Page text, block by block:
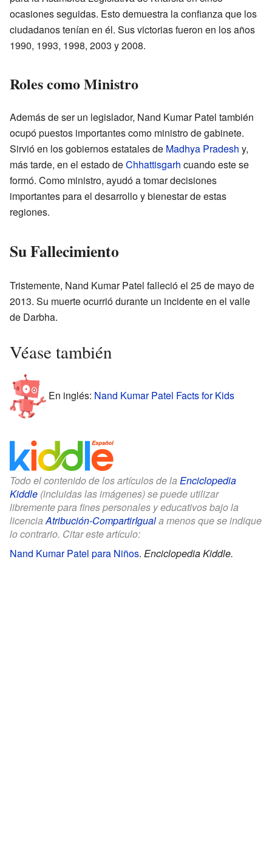
ocasiones seguidas. Esto demuestra la confianza que los
ciudadanos tenían en él. Sus victorias fueron en los años
1990, 1993, 1998, 2003 y 2008.
Roles como Ministro
Además de ser un legislador, Nand Kumar Patel también
ocupó puestos importantes como ministro de gabinete.
Sirvió en los gobiernos estatales de Madhya Pradesh y,
más tarde, en el estado deChhattisgarh cuando este se
formó. Como ministro, ayudó a tomar decisiones
importantes para el desarrollo y bienestar de estas
regiones.
Su Fallecimiento
Tristemente, Nand Kumar Patel falleció el 25 de mayo de
2013. Su muerte ocurrió durante un incidente en el valle
de Darbha.
Véase también
En inglés: Nand Kumar Patel Facts for Kids
Todo el contenido de los artículos de la Enciclopedia
Kiddle (incluidas las imágenes) se puede utilizar
libremente para fines personales y educativos bajo la
licenciaAtribución-CompartirIguala menos que se indique
lo contrario. Citar este artículo:
Nand Kumar Patel para Niños. Enciclopedia Kiddle.